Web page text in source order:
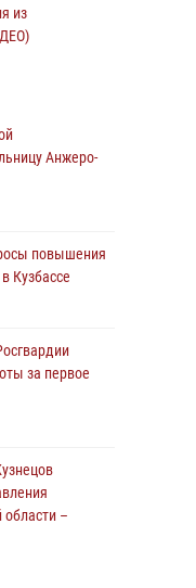
из
Сибирского
по
в
драки,
пляже
попытку
частного
Анжеро-
повышения
Кузбассе
за первое
–